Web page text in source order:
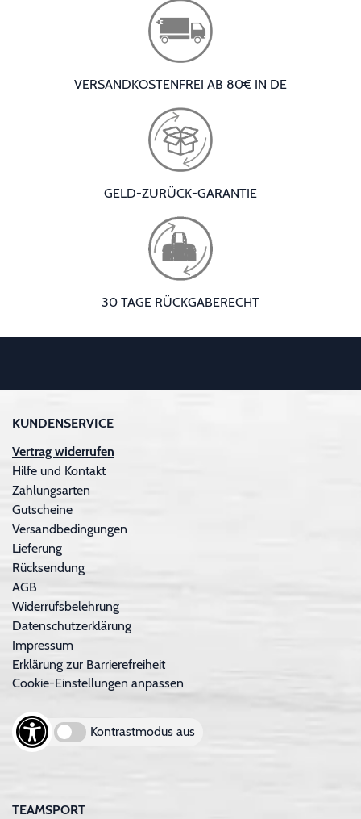
VERSANDKOSTENFREI AB 80€ IN DE
GELD-ZURÜCK-GARANTIE
30 TAGE RÜCKGABERECHT
KUNDENSERVICE
Vertrag widerrufen
Hilfe und Kontakt
Zahlungsarten
Gutscheine
Versandbedingungen
Lieferung
Rücksendung
AGB
Widerrufsbelehrung
Datenschutzerklärung
Impressum
Erklärung zur Barrierefreiheit
Cookie-Einstellungen anpassen
Kontrastmodus aus
TEAMSPORT